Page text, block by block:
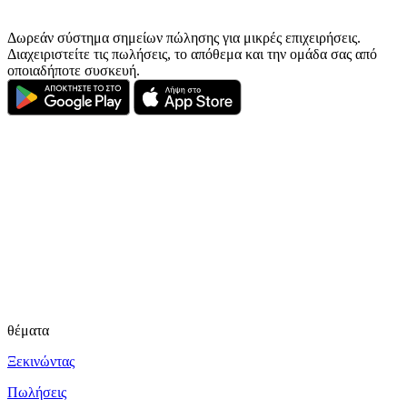
Δωρεάν σύστημα σημείων πώλησης για μικρές επιχειρήσεις.
Διαχειριστείτε τις πωλήσεις, το απόθεμα και την ομάδα σας από
οποιαδήποτε συσκευή.
θέματα
Ξεκινώντας
Πωλήσεις